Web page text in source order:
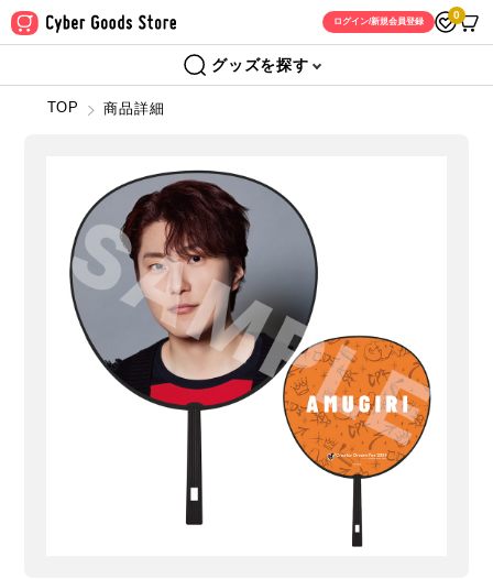
ログイン/新規会員登録
0
グッズを探す
TOP 商品詳細